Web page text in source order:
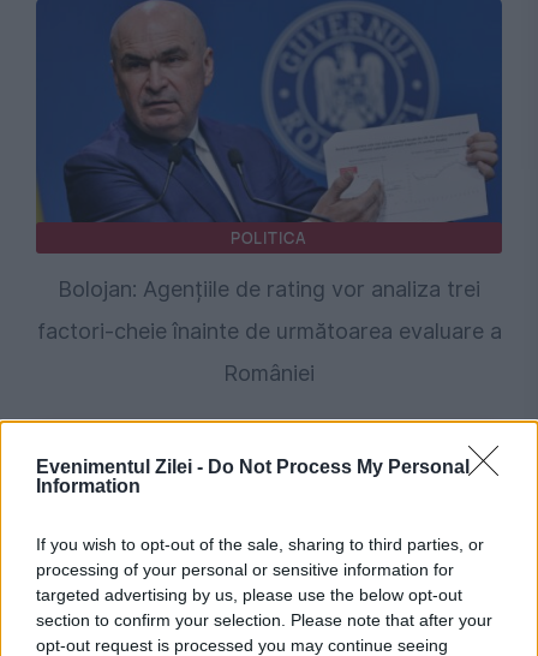
Evenimentul Zilei - Do Not Process My Personal
Information
If you wish to opt-out of the sale, sharing to third parties, or
processing of your personal or sensitive information for
targeted advertising by us, please use the below opt-out
section to confirm your selection. Please note that after your
opt-out request is processed you may continue seeing
POLITICA
Bolojan: Agențiile de rating vor analiza trei
factori-cheie înainte de următoarea evaluare a
României